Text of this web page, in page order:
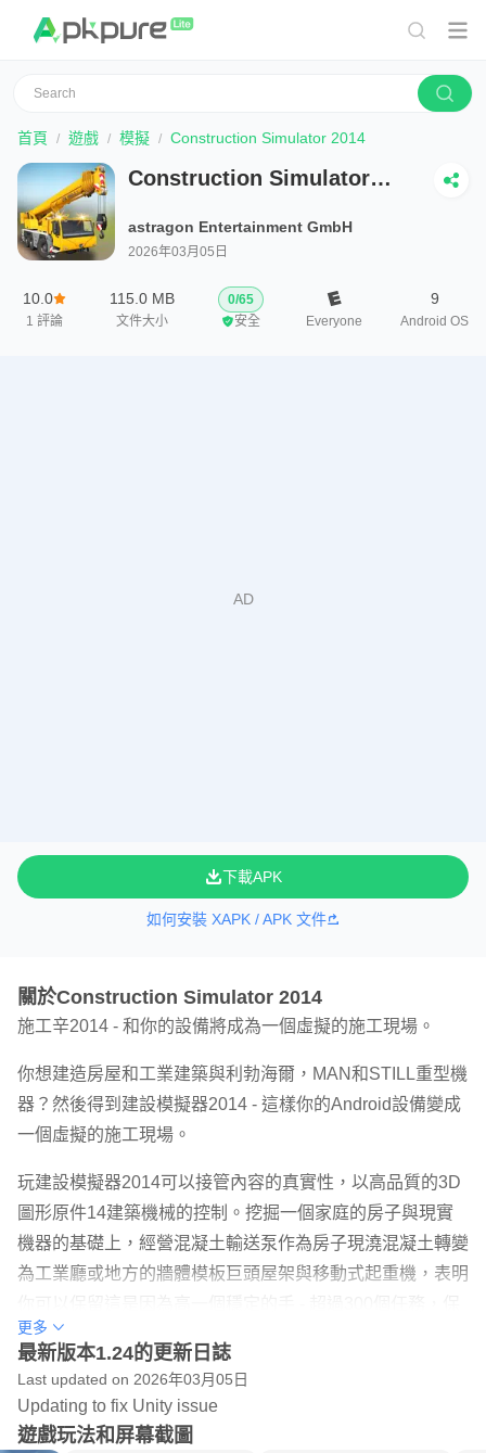
首頁 遊戲 模擬 Construction Simulator 2014
Construction Simulator
astragon Entertainment GmbH
2026年03月05日
10.0
1 評論
115.0 MB
文件大小
0/65
安全
Everyone
9
Android OS
下載APK
如何安裝 XAPK / APK 文件
關於Construction Simulator 2014
施工辛2014 - 和你的設備將成為一個虛擬的施工現場。
你想建造房屋和工業建築與利勃海爾，MAN和STILL重型機
器？然後得到建設模擬器2014 - 這樣你的Android設備變成
一個虛擬的施工現場。
玩建設模擬器2014可以接管內容的真實性，以高品質的3D
圖形原件14建築機械的控制。挖掘一個家庭的房子與現實
機器的基礎上，經營混凝土輸送泵作為房子現澆混凝土轉變
為工業廳或地方的牆體模板巨頭屋架與移動式起重機，表明
證20小時以上的遊戲樂趣。
你想小樓公司轉變成一個成功的地產集團，並把自己的風格
的城市，你可以隨意導航？
特徵：
更多
最新版本1.24的更新日誌
Last updated on 2026年03月05日
Updating to fix Unity issue
遊戲玩法和屏幕截圖